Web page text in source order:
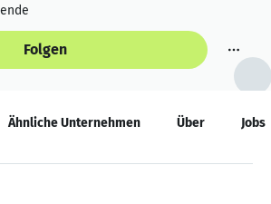
Folgen
Ähnliche Unternehmen Über Jobs